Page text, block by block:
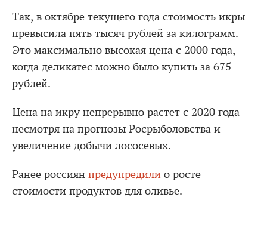
Так, в октябре текущего года стоимость икры
превысила пять тысяч рублей за килограмм.
Это максимально высокая цена с 2000 года,
когда деликатес можно было купить за 675
рублей.
Цена на икру непрерывно растет с 2020 года
несмотря на прогнозы Росрыболовства и
увеличение добычи лососевых.
Ранее россиян предупредили о росте
стоимости продуктов для оливье.